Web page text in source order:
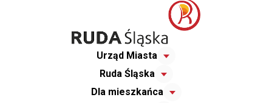
Urząd Miasta
Ruda Śląska
Dla mieszkańca